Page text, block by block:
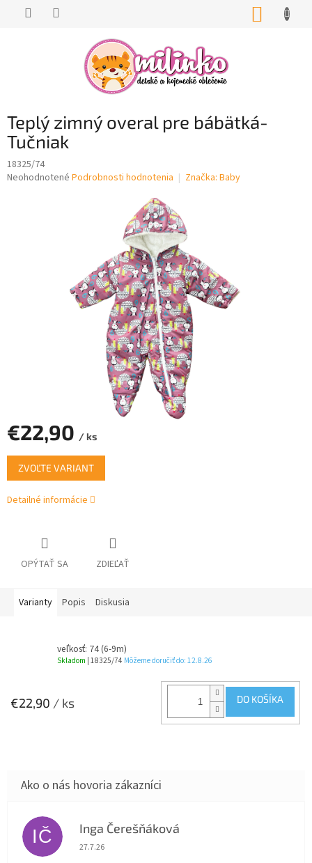
Teplý zimný overal pre bábätká-
Tučniak
18325/74
Priemerné
Neohodnotené Podrobnosti hodnotenia Značka: Baby
€22,90 / ks
Jednotková
cena:
ZVOĽTE VARIANT
Detailné informácie
OPÝTAŤ SA ZDIEĽAŤ
Varianty Popis Diskusia
veľkosť: 74 (6-9m)
Skladom | 18325/74 Môžeme doručiť do: 12.8.26
€22,90 / ks DO KOŠÍKA
IČ Inga Čerešňáková
Hodnotenie obchodu je 5 z 5 hviezdičiek.
27.7.26